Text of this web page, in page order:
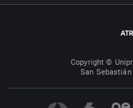
Copyright ©
San